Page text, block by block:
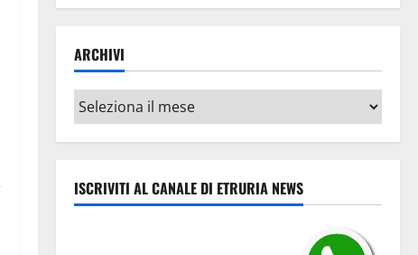
ARCHIVI
Archivi
ISCRIVITI AL CANALE DI ETRURIA NEWS